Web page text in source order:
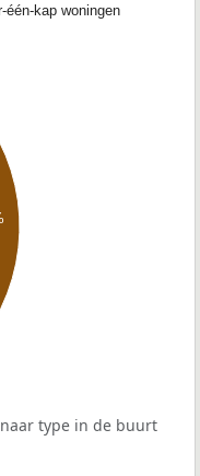
één-kap woningen
type in de buurt